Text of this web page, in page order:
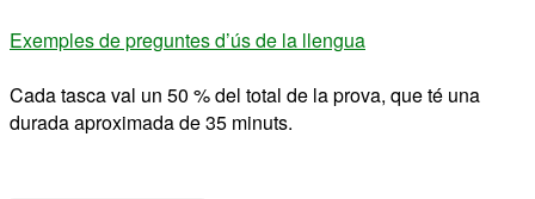
Exemples de preguntes d’ús de la llengua
Cada tasca val un 50 % del total de la prova, que té una
durada aproximada de 35 minuts.